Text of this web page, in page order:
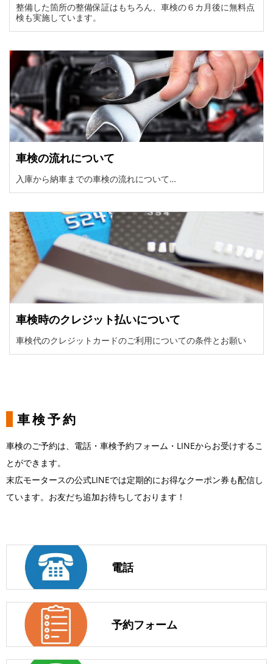
整備した箇所の整備保証はもちろん、車検の６カ月後に無料点
検も実施しています。
車検の流れについて
入庫から納車までの車検の流れについて…
車検時のクレジット払いについて
車検代のクレジットカードのご利用についての条件とお願い
車検予約
車検のご予約は、電話・車検予約フォーム・LINEからお受けするこ
とができます。
末広モータースの公式LINEでは定期的にお得なクーポン券も配信し
ています。お友だち追加お待ちしております！
電話
予約フォーム